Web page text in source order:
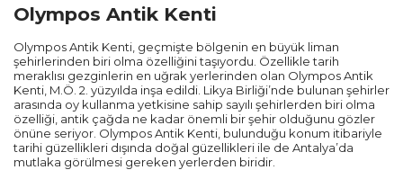
Olympos Antik Kenti
Olympos Antik Kenti, geçmişte bölgenin en büyük liman
şehirlerinden biri olma özelliğini taşıyordu. Özellikle tarih
meraklısı gezginlerin en uğrak yerlerinden olan Olympos Antik
Kenti, M.Ö. 2. yüzyılda inşa edildi. Likya Birliği’nde bulunan şehirler
arasında oy kullanma yetkisine sahip sayılı şehirlerden biri olma
özelliği, antik çağda ne kadar önemli bir şehir olduğunu gözler
önüne seriyor. Olympos Antik Kenti, bulunduğu konum itibariyle
tarihi güzellikleri dışında doğal güzellikleri ile de Antalya’da
mutlaka görülmesi gereken yerlerden biridir.